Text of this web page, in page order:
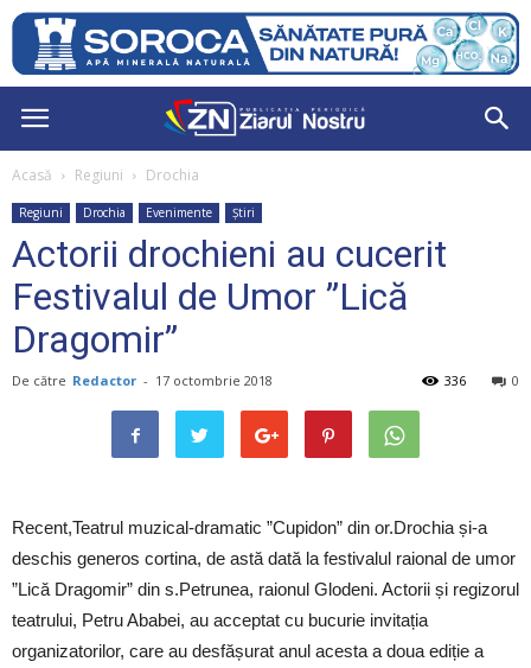
Acasă Regiuni Drochia
Regiuni Drochia Evenimente Știri
Actorii drochieni au cucerit
Festivalul de Umor ”Lică
Dragomir”
De către Redactor - 17 octombrie 2018 0
336
Recent,Teatrul muzical-dramatic ”Cupidon” din or.Drochia și-a
deschis generos cortina, de astă dată la festivalul raional de umor
”Lică Dragomir” din s.Petrunea, raionul Glodeni. Actorii și regizorul
teatrului, Petru Ababei, au acceptat cu bucurie invitația
organizatorilor, care au desfășurat anul acesta a doua ediție a